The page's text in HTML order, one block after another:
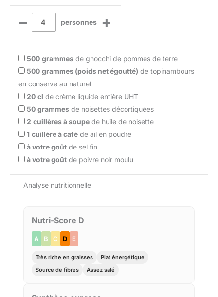
– personnes +
500 grammes de gnocchi de pommes de terre
500 grammes (poids net égoutté) de topinambours
en conserve au naturel
20 cl de crème liquide entière UHT
50 grammes de noisettes décortiquées
2 cuillères à soupe de huile de noisette
1 cuillère à café de ail en poudre
à votre goût de sel fin
à votre goût de poivre noir moulu
Analyse nutritionnelle
Nutri-Score D
A B C D E
Très riche en graisses
Plat énergétique
Source de fibres
Assez salé